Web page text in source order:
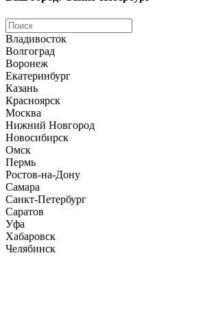
Владивосток
Волгоград
Воронеж
Екатеринбург
Казань
Красноярск
Москва
Нижний Новгород
Новосибирск
Омск
Пермь
Ростов-на-Дону
Самара
Санкт-Петербург
Саратов
Уфа
Хабаровск
Челябинск